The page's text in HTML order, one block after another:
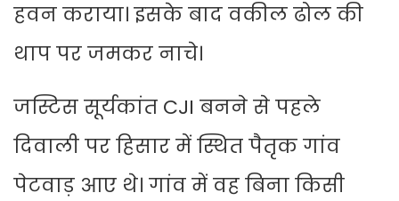
हवन कराया। इसके बाद वकील ढोल की
थाप पर जमकर नाचे।
जस्टिस सूर्यकांत CJI बनने से पहले
दिवाली पर हिसार में स्थित पैतृक गांव
पेटवाड़ आए थे। गांव में वह बिना किसी